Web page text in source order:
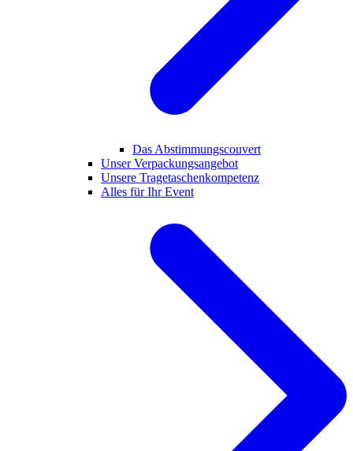
Das Abstimmungscouvert
Unser Verpackungsangebot
Unsere Tragetaschenkompetenz
Alles für Ihr Event